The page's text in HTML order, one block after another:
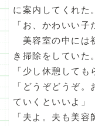
に案内してくれた。
「お、かわいい子
美容室の中には
き掃除をしていた。
「少し休憩しても
「どうぞどうぞ
ていくといいよ」
「夫よ。夫も美